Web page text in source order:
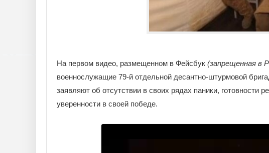
На первом видео, размещенном в Фейсбук (запрещенная в
военнослужащие 79-й отдельной десантно-штурмовой
заявляют об отсутствии в своих рядах паники, готовности
уверенности в своей победе.